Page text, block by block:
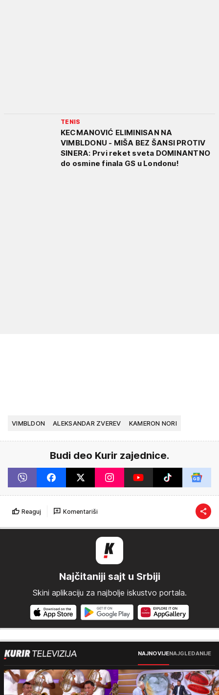
TENIS
KECMANOVIĆ ELIMINISAN NA
VIMBLDONU - MIŠA BEZ ŠANSI PROTIV
SINERA: Prvi reket sveta DOMINANTNO
do osmine finala GS u Londonu!
VIMBLDON ALEKSANDAR ZVEREV KAMERON NORI
Budi deo Kurir zajednice.
Reaguj Komentariši
Najčitaniji sajt u Srbiji
Skini aplikaciju za najbolje iskustvo portala.
NAJNOVIJENAJGLEDANIJE